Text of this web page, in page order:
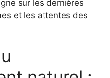
sur les dernières
et les attentes des